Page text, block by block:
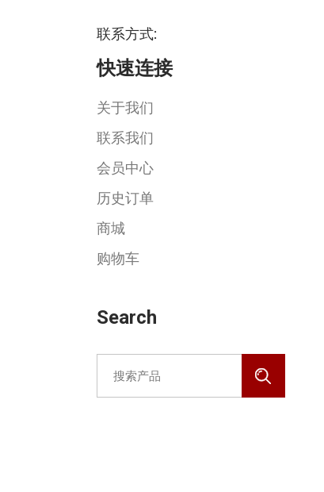
联系方式:
快速连接
关于我们
联系我们
会员中心
历史订单
商城
购物车
Search
Search
for: